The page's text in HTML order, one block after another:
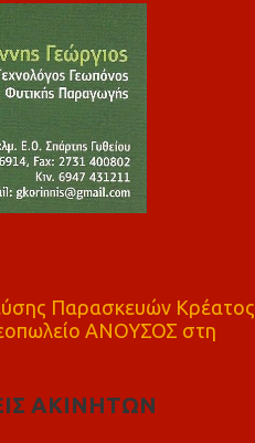
Παρασκευών Κρέατος
ΑΝΟΥΣΟΣ στη
ΑΚΙΝΗΤΩΝ